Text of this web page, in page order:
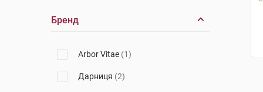
Бренд
Arbor Vitae (1)
Дарниця (2)